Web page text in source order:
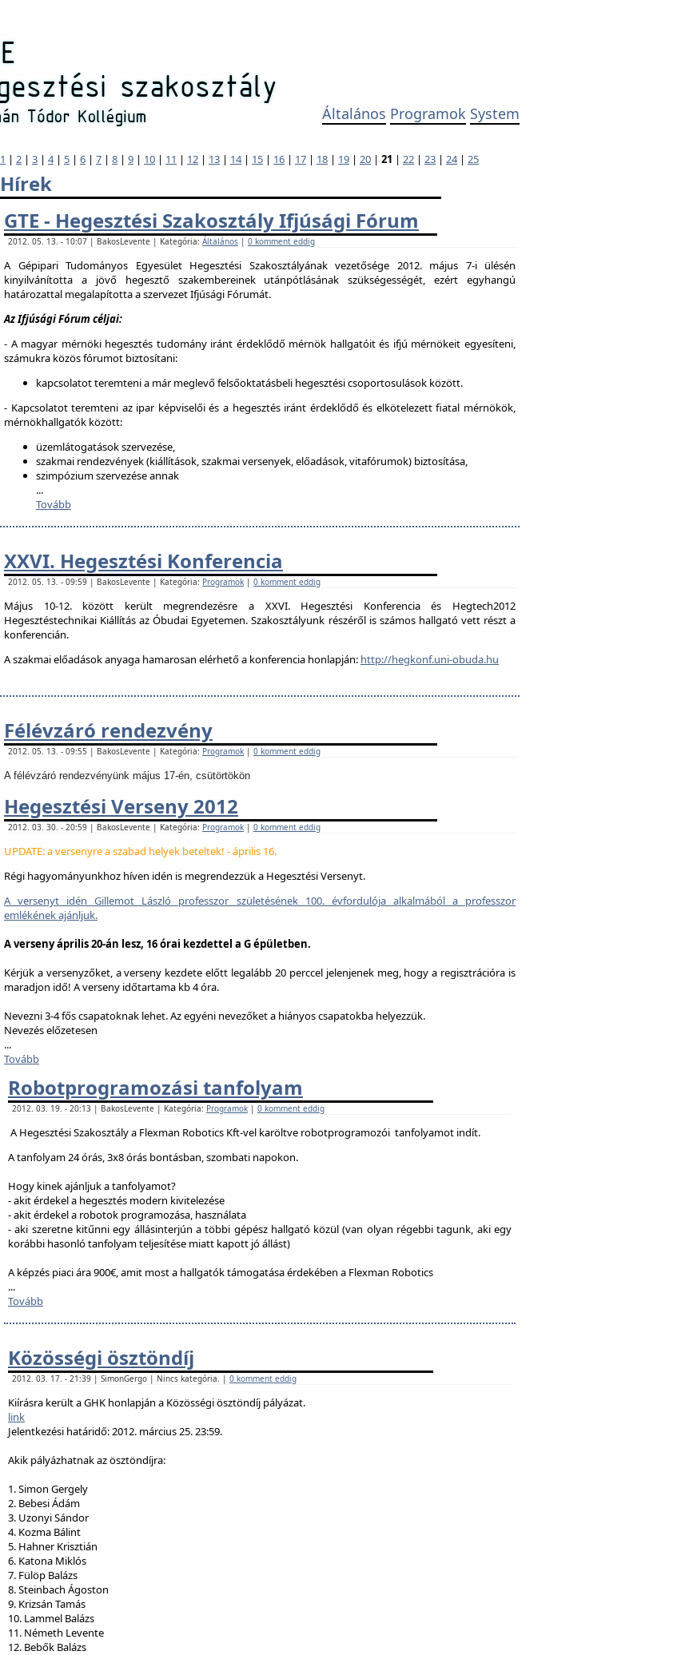
Általános Programok System
1 | 2 | 3 | 4| 5 | 6 | 7 | 8 | 9 | 10 | 11 | 12 | 13 | 14| 15 | 16 | 17 | 18 | 19 | 20 | 21 | 22 | 23 | 24| 25
Hírek
GTE - Hegesztési Szakosztály Ifjúsági Fórum
2012. 05. 13. - 10:07 | BakosLevente | Kategória: Általános | 0 komment eddig
A Gépipari Tudományos Egyesület Hegesztési Szakosztályának vezetősége 2012. május 7-i ülésén
kinyilvánította a jövő hegesztő szakembereinek utánpótlásának szükségességét, ezért egyhangú
határozattal megalapította a szervezet Ifjúsági Fórumát.
Az Ifjúsági Fórum céljai:
- A magyar mérnöki hegesztés tudomány iránt érdeklődő mérnök hallgatóit és ifjú mérnökeit egyesíteni,
számukra közös fórumot biztosítani:
kapcsolatot teremteni a már meglevő felsőoktatásbeli hegesztési csoportosulások között.
- Kapcsolatot teremteni az ipar képviselői és a hegesztés iránt érdeklődő és elkötelezett fiatal mérnökök,
mérnökhallgatók között:
üzemlátogatások szervezése,
szakmai rendezvények (kiállítások, szakmai versenyek, előadások, vitafórumok) biztosítása,
szimpózium szervezése annak
...
Tovább
XXVI. Hegesztési Konferencia
2012. 05. 13. - 09:59 | BakosLevente | Kategória: Programok | 0 komment eddig
Május 10-12. között került megrendezésre a XXVI. Hegesztési Konferencia és Hegtech2012
Hegesztéstechnikai Kiállítás az Óbudai Egyetemen. Szakosztályunk részéről is számos hallgató vett részt a
konferencián.
A szakmai előadások anyaga hamarosan elérhető a konferencia honlapján: http://hegkonf.uni-obuda.hu
Félévzáró rendezvény
2012. 05. 13. - 09:55 | BakosLevente | Kategória: Programok | 0 komment eddig
A félévzáró rendezvényünk május 17-én, csütörtökön
Hegesztési Verseny 2012
2012. 03. 30. - 20:59 | BakosLevente | Kategória: Programok | 0 komment eddig
UPDATE: a versenyre a szabad helyek beteltek! - április 16.
Régi hagyományunkhoz híven idén is megrendezzük a Hegesztési Versenyt.
A versenyt idén Gillemot László professzor születésének 100. évfordulója alkalmából a professzor
emlékének ajánljuk.
A verseny április 20-án lesz, 16 órai kezdettel a G épületben.
Kérjük a versenyzőket, a verseny kezdete előtt legalább 20 perccel jelenjenek meg, hogy a regisztrációra is
maradjon idő! A verseny időtartama kb 4 óra.
Nevezni 3-4 fős csapatoknak lehet. Az egyéni nevezőket a hiányos csapatokba helyezzük.
Nevezés előzetesen
...
Tovább
Robotprogramozási tanfolyam
2012. 03. 19. - 20:13 | BakosLevente | Kategória: Programok | 0 komment eddig
A Hegesztési Szakosztály a Flexman Robotics Kft-vel karöltve robotprogramozói tanfolyamot indít.
A tanfolyam 24 órás, 3x8 órás bontásban, szombati napokon.
Hogy kinek ajánljuk a tanfolyamot?
- akit érdekel a hegesztés modern kivitelezése
- akit érdekel a robotok programozása, használata
- aki szeretne kitűnni egy állásinterjún a többi gépész hallgató közül (van olyan régebbi tagunk, aki egy
korábbi hasonló tanfolyam teljesítése miatt kapott jó állást)
A képzés piaci ára 900€, amit most a hallgatók támogatása érdekében a Flexman Robotics
...
Tovább
Közösségi ösztöndíj
2012. 03. 17. - 21:39 | SimonGergo | Nincs kategória. | 0 komment eddig
Kiírásra került a GHK honlapján a Közösségi ösztöndíj pályázat.
link
Jelentkezési határidő: 2012. március 25. 23:59.
Akik pályázhatnak az ösztöndíjra:
1. Simon Gergely
2. Bebesi Ádám
3. Uzonyi Sándor
4. Kozma Bálint
5. Hahner Krisztián
6. Katona Miklós
7. Fülöp Balázs
8. Steinbach Ágoston
9. Krizsán Tamás
10. Lammel Balázs
11. Németh Levente
12. Bebők Balázs